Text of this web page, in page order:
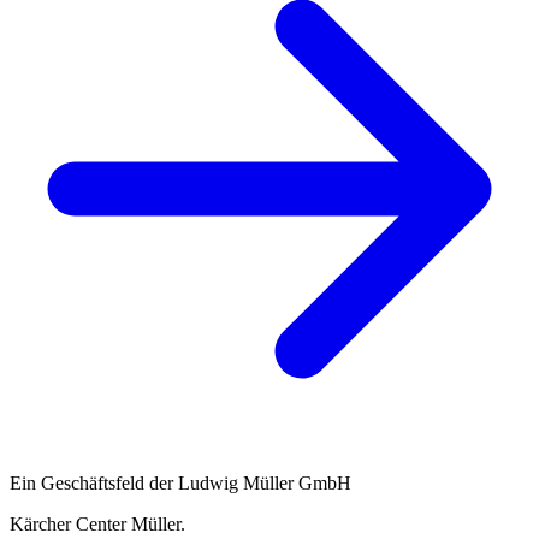
Ein Geschäftsfeld der Ludwig Müller GmbH
Kärcher Center Müller.